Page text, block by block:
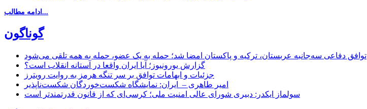
ادامه مطالب...
گوناگون
توافق دفاعی سه‌جانبه عربستان، ترکیه و پاکستان امضا شد؛ حمله به یک عضو، حمله به همه تلقی می‌شود
گزارش یورونیوز؛ آیا ایران واقعا در آستانه انقلاب است؟
جزئیات و ابهامات توافق بر سر تنگه هرمز به روایت رویترز
امیر طاهری – ایران: نمایشگاه شکست‌خوردگان شکست‌ناپذیر
سولماز ایکدر: دبیری شورای عالی امنیت ملی؛ کرسی‌ای که از قانون قدرتمندتر است